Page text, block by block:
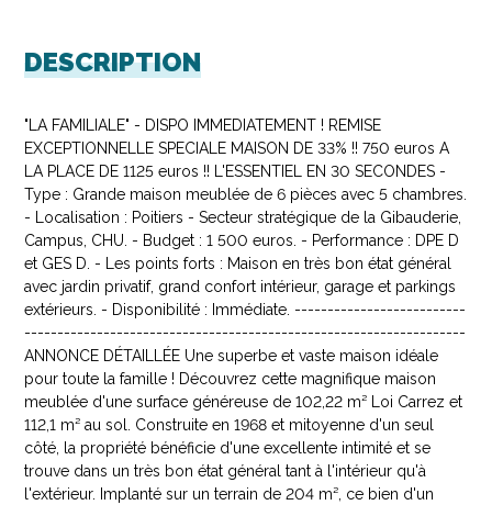
DESCRIPTION
"LA FAMILIALE" - DISPO IMMEDIATEMENT ! REMISE
EXCEPTIONNELLE SPECIALE MAISON DE 33% !! 750 euros A
LA PLACE DE 1125 euros !! L'ESSENTIEL EN 30 SECONDES -
Type : Grande maison meublée de 6 pièces avec 5 chambres.
- Localisation : Poitiers - Secteur stratégique de la Gibauderie,
Campus, CHU. - Budget : 1 500 euros. - Performance : DPE D
et GES D. - Les points forts : Maison en très bon état général
avec jardin privatif, grand confort intérieur, garage et parkings
extérieurs. - Disponibilité : Immédiate. --------------------------
-------------------------------------------------------------------
ANNONCE DÉTAILLÉE Une superbe et vaste maison idéale
pour toute la famille ! Découvrez cette magnifique maison
meublée d'une surface généreuse de 102,22 m² Loi Carrez et
112,1 m² au sol. Construite en 1968 et mitoyenne d'un seul
côté, la propriété bénéficie d'une excellente intimité et se
trouve dans un très bon état général tant à l'intérieur qu'à
l'extérieur. Implanté sur un terrain de 204 m², ce bien d'un